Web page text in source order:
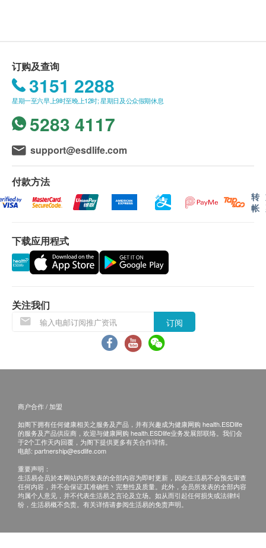
高敏感丙种反应蛋白
X光 重点项目
颈椎X光检查
2 基本项目
基本健康评估
身高
脈搏
体质指标
腰臀比例
内科检查
外科检查
甘油三酯
高密度脂蛋白胆固醇
低密度脂蛋白胆固醇
脂蛋白(a)
糖尿
空腹血糖
盆腔包块患者的风险评估。
HK$280.0
胃泌素释放肽前体
多见于小细胞肺癌。
HK$280.0
一种酸性蛋白酶，是小细胞肺癌(SCLC)最敏感最特异的肿瘤标
志物。
HK$280.0
恶性肿瘤生长因子(TSGF)
TSGF对小儿恶性实体瘤有诊断意义，具有广谱性，而且有很
高的特异性和敏感性。
HK$280.0
绒毛膜促性腺激素（β-HCG）
早孕、睾丸肿瘤、异常妊娠、葡萄胎等的诊断。
HK$280.0
癌抗原153（CA153）
是一种消化道广谱肿瘤标志物。升高：胰腺癌、胆囊癌(显著
升高)，大肠癌、大肠癌肝转移。
HK$280.0
癌抗原50（CA50）
CA-50增高见于87%的胰腺癌，80%的胆（道）囊癌，73%的
原发性肝癌，50%的卵巢癌，20%的结肠癌、乳腺癌、子宫癌
7、 请您以平常心对待体检，切忌紧张，在体检过程
中真实回答医师问诊及您曾患疾病、家族病史等等以
利于您的健康检查结果的综合分析与评估。
8、 婴幼儿和青少年不易接受X检查或在医师指导下进
行。
刺点5分钟，不要揉，不要过早松开，以防局部出血
或形成血肿。
10、 在检查过程中遇到身体不适或疼痛，要及时告诉
医师护理师工作人员，避免发生意外。
接受医师随访，及时检查、随诊或治疗。
12、 如果您对体检结果有疑问或有其他身体不适，欢
迎致电咨询（电话详见体检报告尾页），我们将竭诚
繁体中文版本为准。
二、体检报告领取和讲解
体检报告在体检后7-15天后可查看，云杉医疗提供
简体中文的体检报告：
疗”微信公众号查看报告（短信附有电子查询账
号和密码）。如客户希望改为邮件/微信通知，
则须预留电邮地址/微信。
纸质版：客人须持体检报告领取单或短信通知
前来体检中心领取。
以下渠道：
电话讲解：需至少提前3日预约具体时间（预约
联系电话：+852 5124 1393），医生会按预约
当面讲解：需至少提前3日预约具体时间（预约
联系电话：+852 5124 1393），体检人在约定
时间到体检中心听医生当面讲解。
三、免责声明
途。当阁下身体健康出现任何疾病征兆时，应立即
咨询有认可资格的医生，作出诊断及治疗。
health.ESDlife】并没有经营或提供/产品。有关此
服务/产品的错漏或延误，或因使用此服务/产品而
引致的损失、损害、受伤或法律诉讼，健康网购
订购及查询
3151 2288
星期一至六早上9时至晚上12时; 星期日及公众假期休息
5283 4117
support@esdlife.com
付款方法
转
帐
下载应用程式
关注我们
订阅
商户合作 / 加盟
如阁下拥有任何健康相关之服务及产品，并有兴趣成为健康网购 health.ESDlife
的服务及产品供应商，欢迎与健康网购 health.ESDlife业务发展部联络。我们会
于2个工作天内回覆，为阁下提供更多有关合作详情。
电邮: partnership@esdlife.com
重要声明：
生活易会员於本网站内所发表的全部内容为即时更新，因此生活易不会预先审查
任何内容，并不会保证其准确性丶完整性及质量。此外，会员所发表的全部内容
均属个人意见，并不代表生活易之言论及立场。如从而引起任何损失或法律纠
纷，生活易概不负责。有关详情请参阅生活易的免责声明。